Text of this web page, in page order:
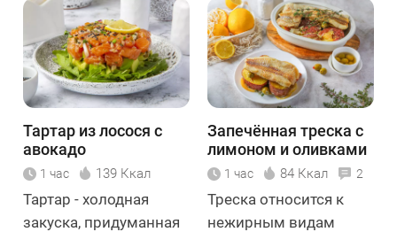
Тартар из лосося с
авокадо
1 час 139 Ккал
Тартар - холодная
закуска, придуманная
Запечённая треска с
лимоном и оливками
1 час 84 Ккал 2
Треска относится к
нежирным видам